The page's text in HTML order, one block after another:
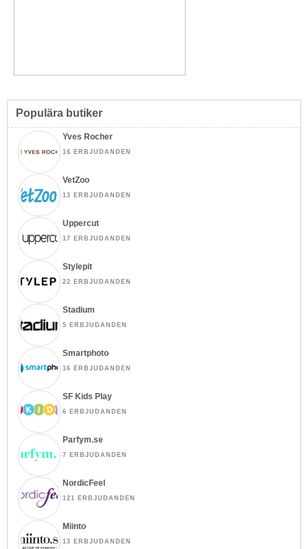
Populära butiker
Yves Rocher
16 ERBJUDANDEN
VetZoo
13 ERBJUDANDEN
Uppercut
17 ERBJUDANDEN
Stylepit
22 ERBJUDANDEN
Stadium
5 ERBJUDANDEN
Smartphoto
16 ERBJUDANDEN
SF Kids Play
6 ERBJUDANDEN
Parfym.se
7 ERBJUDANDEN
NordicFeel
121 ERBJUDANDEN
Miinto
13 ERBJUDANDEN